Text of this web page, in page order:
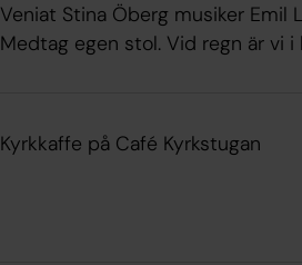
Veniat Stina Öberg musiker Emil
Medtag egen stol. Vid regn är vi i
Kyrkkaffe på Café Kyrkstugan